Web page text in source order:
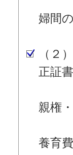
婦間
（２
正証
親権
養育